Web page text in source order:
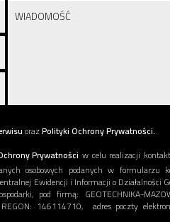
orazPolityki Ochrony Prywatności.
Prywatności w celu realizacji
osobowych podanych w formularzu
Ewidencji i Informacji o Działalności
pod firmą: GEOTECHNIKA-
146114710, adres poczty